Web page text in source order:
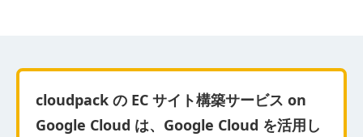
cloudpack の EC サイト構築サービス on
Google Cloud は、Google Cloud を活用し